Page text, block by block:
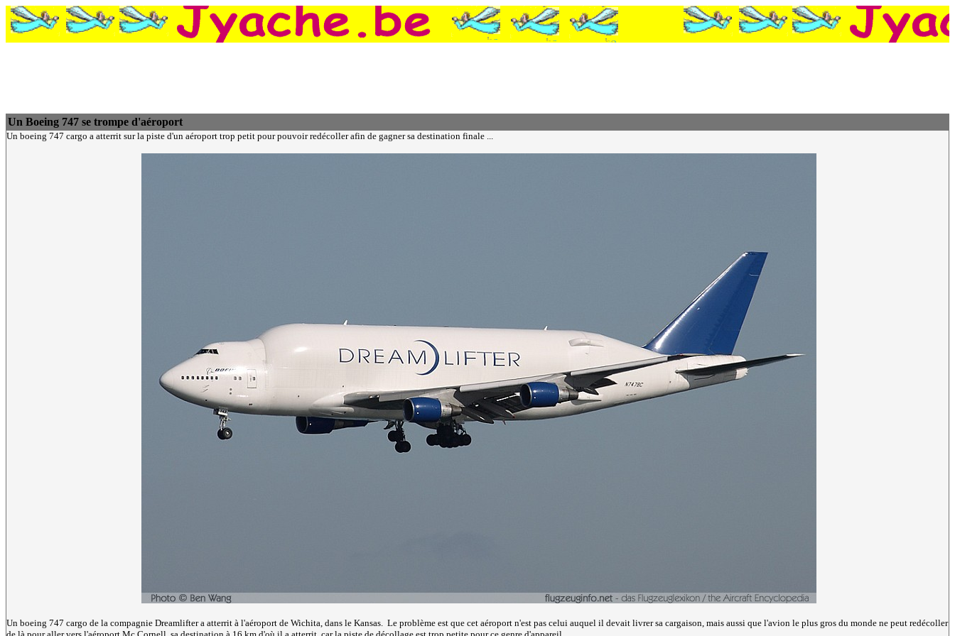
Un Boeing 747 se trompe d'aéroport
Un boeing 747 cargo a atterrit sur la piste d'un aéroport trop petit pour pouvoir redécoller afin de gagner sa destination finale ...
Un boeing 747 cargo de la compagnie Dreamlifter a atterrit à l'aéroport de Wichita, dans le Kansas. Le problème est que cet aéroport n'est pas celui auquel il devait livrer sa cargaison, mais aussi que l'avion le plus gros du monde ne peut redécoller